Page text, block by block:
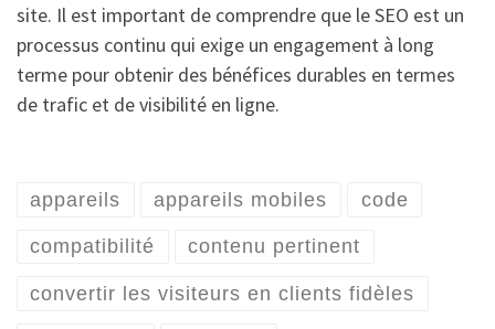
site. Il est important de comprendre que le SEO est un
processus continu qui exige un engagement à long
terme pour obtenir des bénéfices durables en termes
de trafic et de visibilité en ligne.
appareils appareils mobiles code
compatibilité contenu pertinent
convertir les visiteurs en clients fidèles